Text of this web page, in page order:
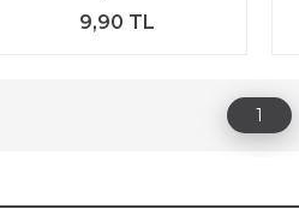
9,90 TL
1